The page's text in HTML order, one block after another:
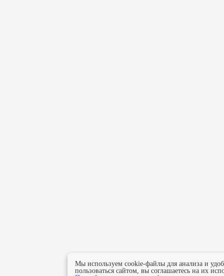
Мы используем cookie-файлы для анализа и
пользоваться сайтом, вы соглашаетесь на их